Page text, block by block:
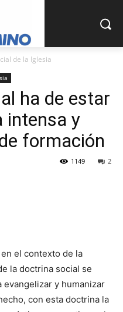
de la Iglesia
ha de estar
intensa y
formación
2
1149
el contexto de la
la doctrina social se
evangelizar y humanizar
con esta doctrina la